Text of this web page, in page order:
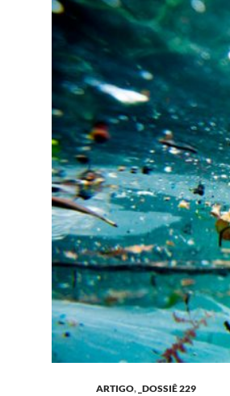
ARTIGO, _DOSSIÊ 229